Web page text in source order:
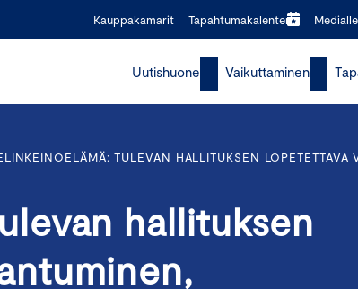
Kauppakamarit Tapahtumakalenteri Medialle
Uutishuone Vaikuttaminen
TULEVAN HALLITUKSEN
hallituksen